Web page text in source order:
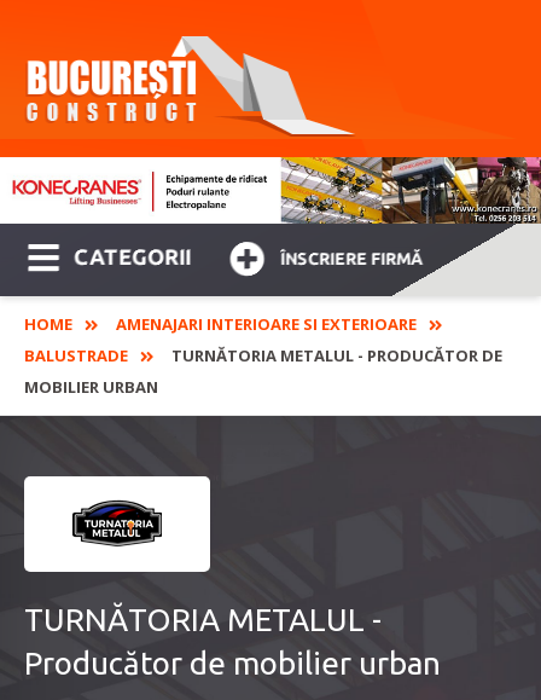
CATEGORII ÎNSCRIERE FIRMĂ
HOME
AMENAJARI INTERIOARE SI EXTERIOARE
BALUSTRADE
TURNĂTORIA METALUL - PRODUCĂTOR DE
MOBILIER URBAN
TURNĂTORIA METALUL -
Producător de mobilier urban